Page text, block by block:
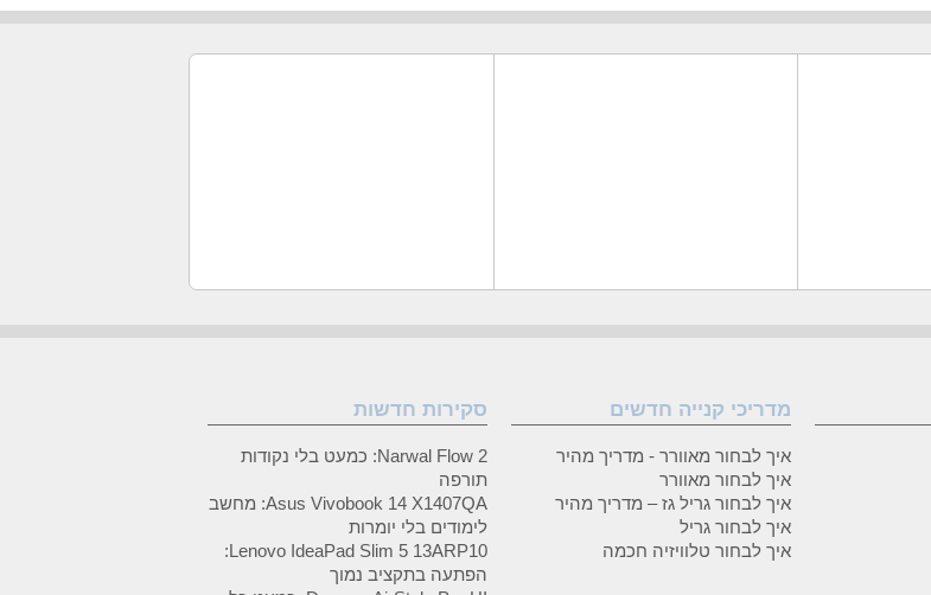
מדריכי קנייה חדשים
איך לבחור מאוורר - מדריך מהיר
איך לבחור מאוורר
איך לבחור גריל גז – מדריך מהיר
איך לבחור גריל
איך לבחור טלוויזיה חכמה
סקירות חדשות
Narwal Flow 2: כמעט בלי נקודות
תורפה
Asus Vivobook 14 X1407QA: מחשב
לימודים בלי יומרות
Lenovo IdeaPad Slim 5 13ARP10:
הפתעה בתקציב נמוך